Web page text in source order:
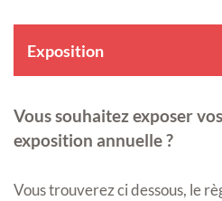
Exposition
Vous souhaitez exposer
exposition annuelle ?
Vous trouverez ci dessous, le